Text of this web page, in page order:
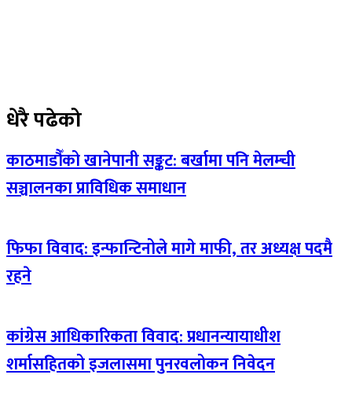
धेरै पढेको
काठमाडौँको खानेपानी सङ्कट: बर्खामा पनि मेलम्ची
सञ्चालनका प्राविधिक समाधान
फिफा विवाद: इन्फान्टिनोले मागे माफी, तर अध्यक्ष पदमै
रहने
कांग्रेस आधिकारिकता विवाद: प्रधानन्यायाधीश
शर्मासहितको इजलासमा पुनरवलोकन निवेदन